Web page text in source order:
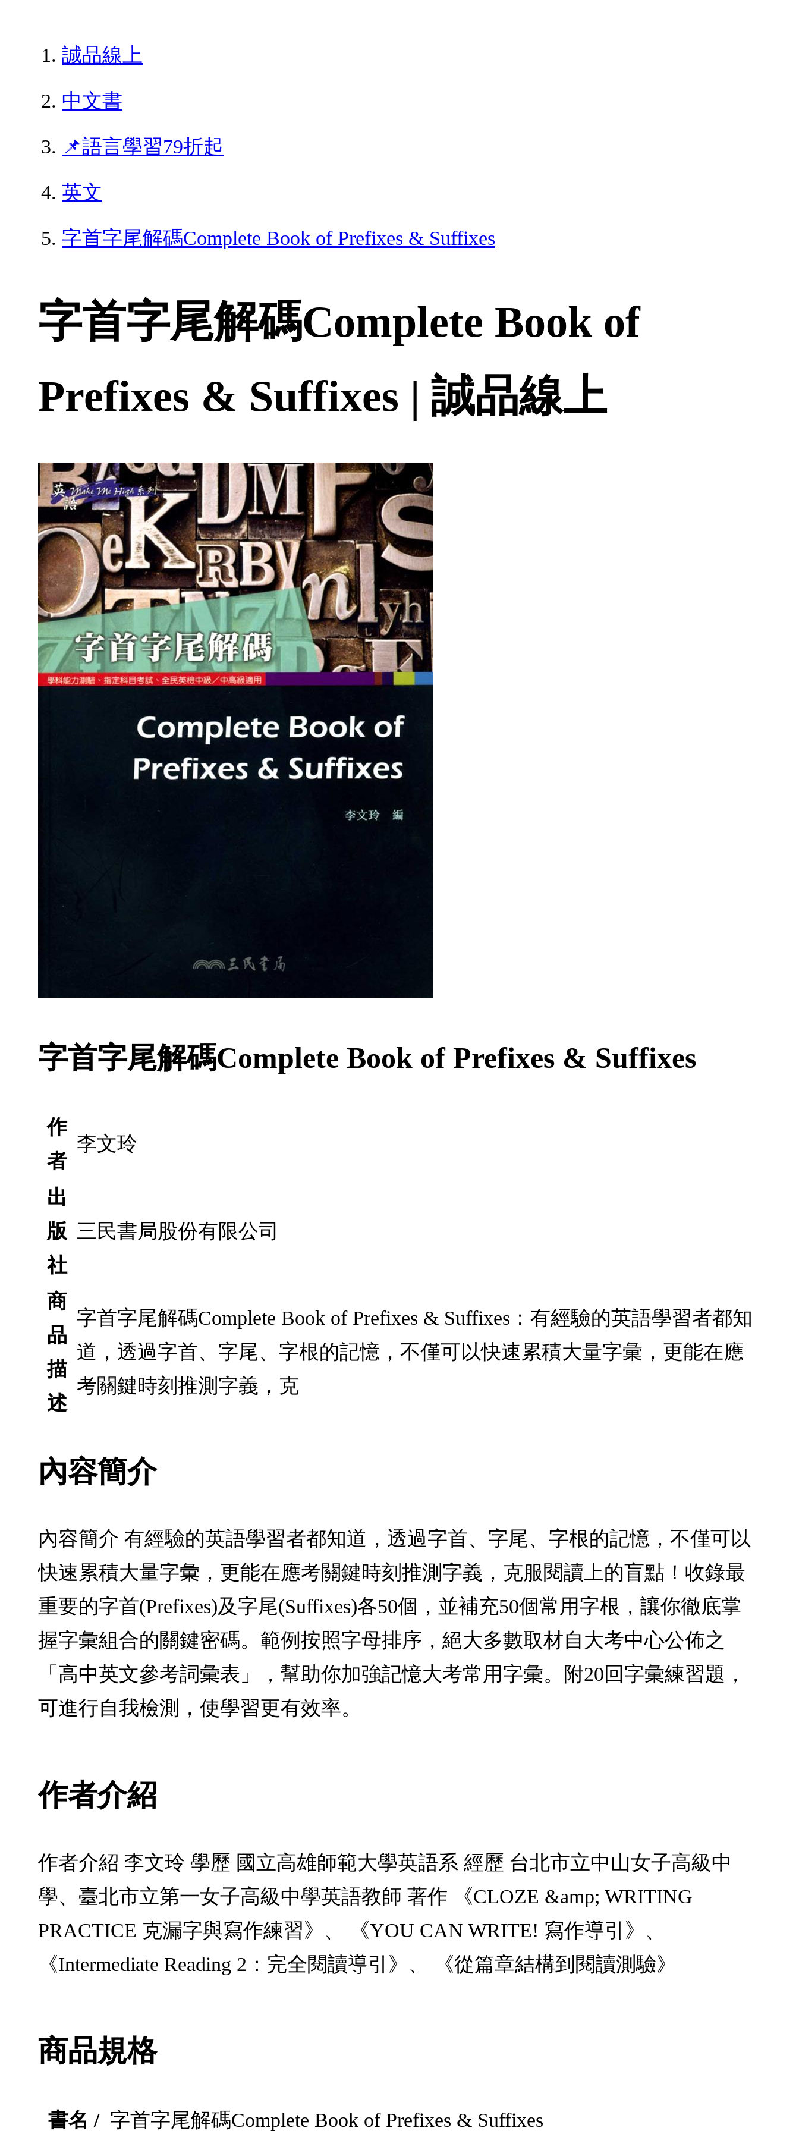
誠品線上
中文書
📌語言學習79折起
英文
字首字尾解碼Complete Book of Prefixes & Suffixes
字首字尾解碼Complete Book of
Prefixes & Suffixes | 誠品線上
字首字尾解碼Complete Book of Prefixes & Suffixes
作
者
李文玲
出
版
社
三民書局股份有限公司
商
品
描
述
字首字尾解碼Complete Book of Prefixes & Suffixes：有經驗的英語學習者都知
道，透過字首、字尾、字根的記憶，不僅可以快速累積大量字彙，更能在應
考關鍵時刻推測字義，克
內容簡介
內容簡介 有經驗的英語學習者都知道，透過字首、字尾、字根的記憶，不僅可以
快速累積大量字彙，更能在應考關鍵時刻推測字義，克服閱讀上的盲點！收錄最
重要的字首(Prefixes)及字尾(Suffixes)各50個，並補充50個常用字根，讓你徹底掌
握字彙組合的關鍵密碼。範例按照字母排序，絕大多數取材自大考中心公佈之
「高中英文參考詞彙表」，幫助你加強記憶大考常用字彙。附20回字彙練習題，
可進行自我檢測，使學習更有效率。
作者介紹
作者介紹 李文玲 學歷 國立高雄師範大學英語系 經歷 台北市立中山女子高級中
學、臺北市立第一女子高級中學英語教師 著作 《CLOZE &amp; WRITING
PRACTICE 克漏字與寫作練習》、 《YOU CAN WRITE! 寫作導引》、
《Intermediate Reading 2：完全閱讀導引》、 《從篇章結構到閱讀測驗》
商品規格
書名 / 字首字尾解碼Complete Book of Prefixes & Suffixes